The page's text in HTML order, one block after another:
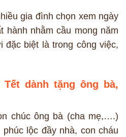
gia đình chọn xem ngày
hành nhằm cầu mong năm
đặc biệt là trong công việc,
dành tặng ông bà,
chúc ông bà (cha mẹ,….)
lộc đầy nhà, con cháu